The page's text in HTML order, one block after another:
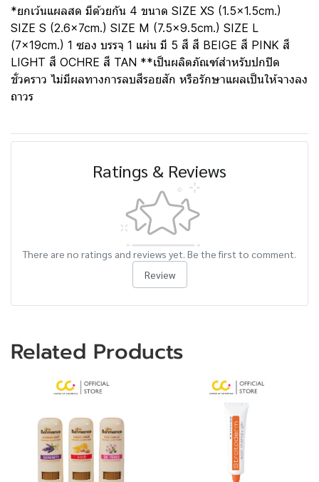
*ยกเว้นแผลสด มีด้วยกัน 4 ขนาด SIZE XS (1.5x1.5cm.)
SIZE S (2.6x7cm.) SIZE M (7.5x9.5cm.) SIZE L
(7x19cm.) 1 ซอง บรรจุ 1 แผ่น มี 5 สี สี BEIGE สี PINK สี
LIGHT สี OCHRE สี TAN **เป็นผลิตภัณฑ์สำหรับปกปิด
ชั่วคราว ไม่มีผลทางการลบสีรอยสัก หรือรักษาแผลเป็นให้จางลง
ถาวร
Ratings & Reviews
There are no ratings and reviews yet. Be the first to comment.
Review
Related Products